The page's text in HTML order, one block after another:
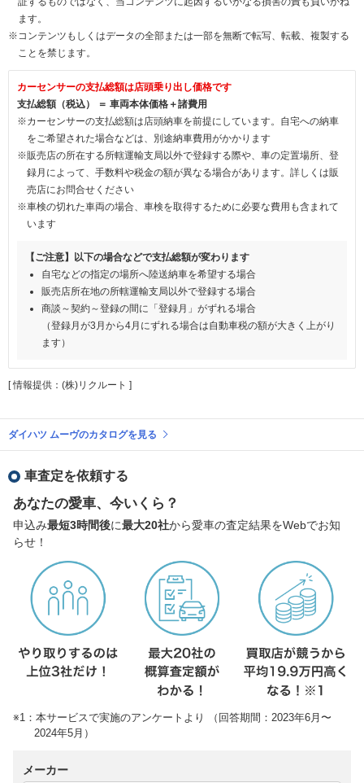
ます。
※コンテンツもしくはデータの全部または一部を無断で転写、転載、複製する
ことを禁じます。
カーセンサーの支払総額は店頭乗り出し価格です
支払総額（税込） ＝ 車両本体価格＋諸費用
※カーセンサーの支払総額は店頭納車を前提にしています。自宅への納車
をご希望された場合などは、別途納車費用がかかります
※販売店の所在する所轄運輸支局以外で登録する際や、車の定置場所、登
録月によって、手数料や税金の額が異なる場合があります。詳しくは販
売店にお問合せください
※車検の切れた車両の場合、車検を取得するために必要な費用も含まれて
います
【ご注意】以下の場合などで支払総額が変わります
自宅などの指定の場所へ陸送納車を希望する場合
販売店所在地の所轄運輸支局以外で登録する場合
商談～契約～登録の間に「登録月」がずれる場合
（登録月が3月から4月にずれる場合は自動車税の額が大きく上がり
ます）
[ 情報提供：(株)リクルート ]
ダイハツ ムーヴのカタログを見る
車査定を依頼する
あなたの愛車、今いくら？
申込み最短3時間後に最大20社から愛車の査定結果をWebでお知
らせ！
※1：本サービスで実施のアンケートより （回答期間：2023年6月〜
2024年5月）
メーカー